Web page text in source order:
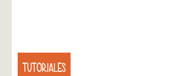
TUTORIALES